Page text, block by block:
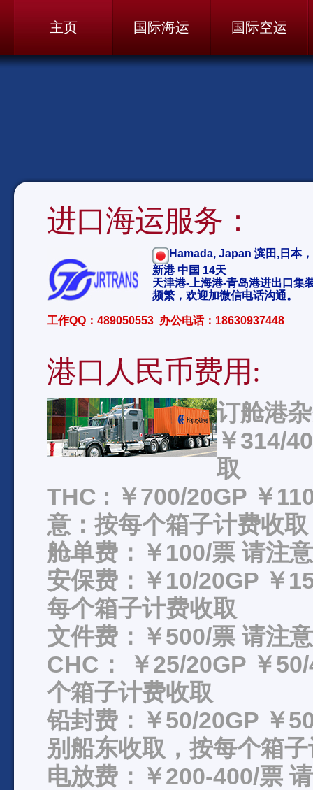
主页 国际海运 国际空运
进口海运服务：
Hamada, Japan 滨田,日本
新港 中国 14天
天津港-上海港-青岛港进出口集
频繁，欢迎加微信电话沟通。
工作QQ：489050553 办公电话：18630937448
港口人民币费用:
订舱港
￥314/
取
THC : ￥700/20GP ￥
意：按每个箱子计费收取
舱单费：￥100/票 请注
安保费：￥10/20GP ￥
每个箱子计费收取
文件费：￥500/票 请注
CHC： ￥25/20GP ￥
个箱子计费收取
铅封费：￥50/20GP ￥
别船东收取，按每个箱
电放费：￥200-400/票